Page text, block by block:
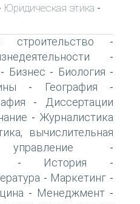
Юридическая этика -
строительство -
-
- Бизнес - Биология -
- География -
-
Диссертации
- Журналистика
вычислительная
-
- История -
- Маркетинг -
- Менеджмент -